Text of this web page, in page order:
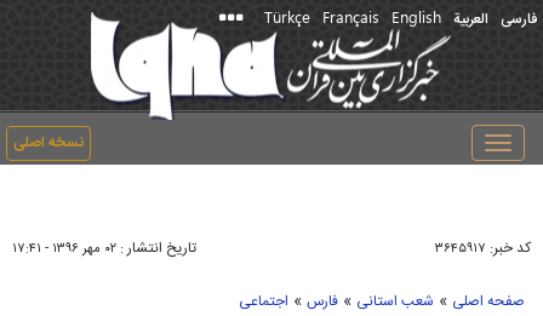
فارسی العربیة English
Français
Türkçe
نسخه اصلی
Toggle
navigation
کد خبر: ۳۶۴۵۹۱۷ تاریخ انتشار : ۰۲ مهر ۱۳۹۶ - ۱۷:۴۱
صفحه اصلی » شعب استانی » فارس » اجتماعی